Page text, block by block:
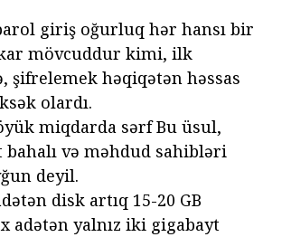
giriş oğurluq hər hansı bir
mövcuddur kimi, ilk
şifrelemek həqiqətən həssas
olardı.
miqdarda sərf Bu üsul,
və məhdud sahibləri
deyil.
disk artıq 15-20 GB
adətən yalnız iki gigabayt